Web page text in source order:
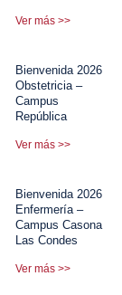
Ver más >>
Bienvenida 2026
Obstetricia –
Campus
República
Ver más >>
Bienvenida 2026
Enfermería –
Campus Casona
Las Condes
Ver más >>